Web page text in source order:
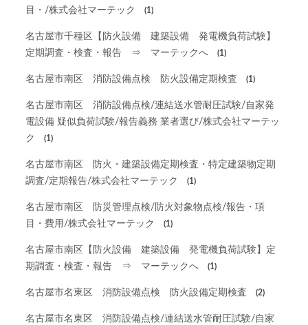
目・/株式会社マーテック
(1)
名古屋市千種区【防火設備 建築設備 発電機負荷試験】
定期調査・検査・報告 ⇒ マーテックへ
(1)
名古屋市南区 消防設備点検 防火設備定期検査 (1)
名古屋市南区 消防設備点検/連結送水管耐圧試験/自家発
電設備 疑似負荷試験/報告義務 業者選び/株式会社マーテッ
ク
(1)
名古屋市南区 防火・建築設備定期検査・特定建築物定期
調査/定期報告/株式会社マーテック
(1)
名古屋市南区 防災管理点検/防火対象物点検/報告・項
目・費用/株式会社マーテック
(1)
名古屋市南区【防火設備 建築設備 発電機負荷試験】定
期調査・検査・報告 ⇒ マーテックへ
(1)
名古屋市名東区 消防設備点検 防火設備定期検査 (2)
名古屋市名東区 消防設備点検/連結送水管耐圧試験/自家